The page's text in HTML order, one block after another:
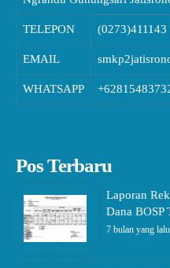
TELEPON (0273)411143
EMAIL
WHATSAPP
Pos Terbaru
Laporan
Dana BOSP
7 bulan yang lalu